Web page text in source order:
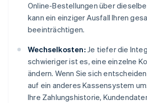
Online-Bestellungen über
kann ein einziger Ausfall Ihren
beeinträchtigen.
Wechselkosten: Je tiefer die
schwieriger ist es, eine einzelne
ändern. Wenn Sie sich
auf ein anderes Kassensystem
Ihre Zahlungshistorie,